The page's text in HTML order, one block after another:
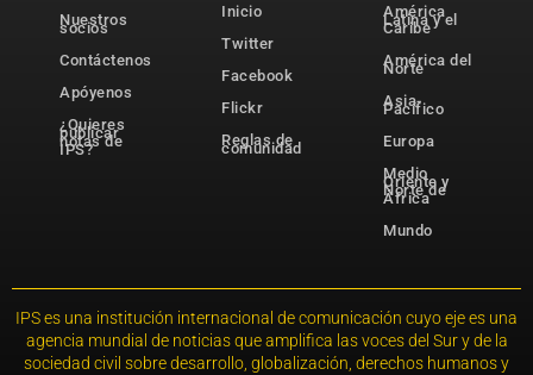
Nuestros
socios
Contáctenos
Apóyenos
¿Quieres
publicar
notas de
IPS?
Inicio
Twitter
Facebook
Flickr
Reglas de
comunidad
América
Latina y el
Caribe
América del
Norte
Asia-
Pacífico
Europa
Medio
Oriente y
Norte de
África
Mundo
IPS es una institución internacional de comunicación cuyo eje es una
agencia mundial de noticias que amplifica las voces del Sur y de la
sociedad civil sobre desarrollo, globalización, derechos humanos y